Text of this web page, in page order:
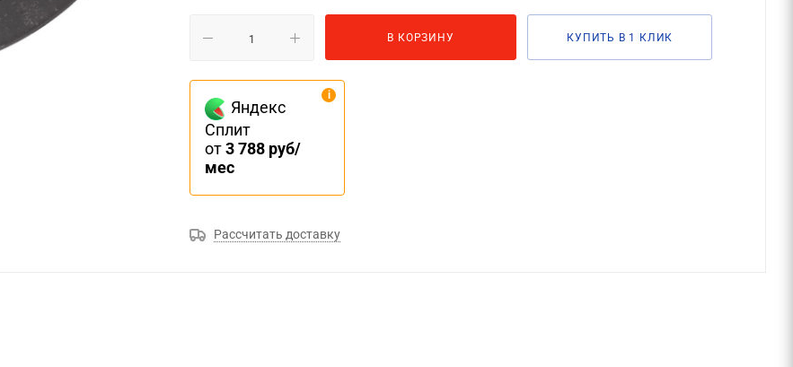
В КОРЗИНУ КУПИТЬ В 1 КЛИК
Яндекс
Сплит
от3 788 руб/
мес
Рассчитать доставку